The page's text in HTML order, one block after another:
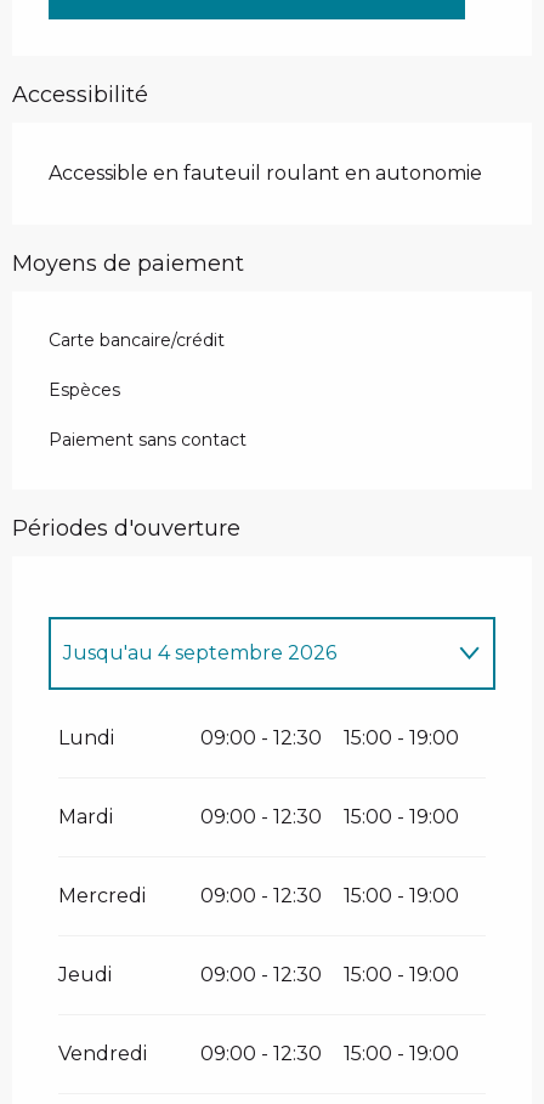
Accessibilité
Accessible en fauteuil roulant en autonomie
Moyens de paiement
Carte bancaire/crédit
Espèces
Paiement sans contact
Périodes d'ouverture
Jusqu'au 4 septembre 2026
Lundi 09:00 - 12:30 15:00 - 19:00
Mardi 09:00 - 12:30 15:00 - 19:00
Mercredi 09:00 - 12:30 15:00 - 19:00
Jeudi 09:00 - 12:30 15:00 - 19:00
Vendredi 09:00 - 12:30 15:00 - 19:00